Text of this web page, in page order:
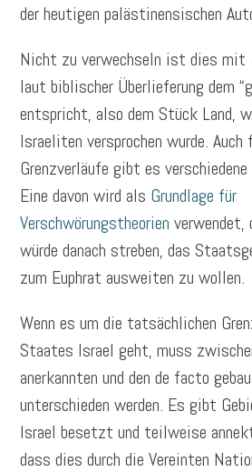
der heutigen palästinensischen
Nicht zu verwechseln ist dies mit
laut biblischer Überlieferung dem
entspricht, also dem Stück Land,
Israeliten versprochen wurde. Auch
Grenzverläufe gibt es
Eine davon wird als Grundlage für
Verschwörungstheorien verwendet,
würde danach streben, das
zum Euphrat ausweiten zu wollen.
Wenn es um die tatsächlichen
Staates Israel geht, muss
anerkannten und den de facto
unterschieden werden. Es gibt
Israel besetzt und teilweise
dass dies durch die Vereinten